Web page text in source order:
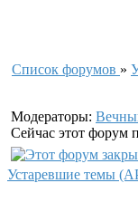
Список форумов »
Модераторы:
Сейчас этот форум
Устаревшие темы